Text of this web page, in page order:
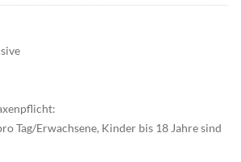
Tag/Erwachsene, Kinder bis 18 Jahre sind